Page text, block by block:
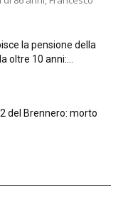
la pensione della
oltre 10 anni:...
del Brennero: morto